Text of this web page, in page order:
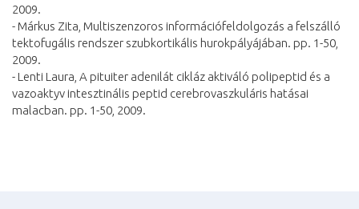
2009.
- Márkus Zita, Multiszenzoros információfeldolgozás a felszálló
tektofugális rendszer szubkortikális hurokpályájában. pp. 1-50,
2009.
- Lenti Laura, A pituiter adenilát cikláz aktiváló polipeptid és a
vazoaktyv intesztinális peptid cerebrovaszkuláris hatásai
malacban. pp. 1-50, 2009.